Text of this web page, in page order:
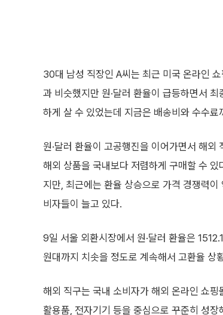
30대 남성 직장인 A씨는 최근 미국 온라인
과 비슷했지만 원·달러 환율이 급등하면서
하게 살 수 있었는데 지금은 배송비와 수수
원·달러 환율이 고공행진을 이어가면서 해
해외 상품을 국내보다 저렴하게 구매할 수
지만, 최근에는 환율 상승으로 가격 경쟁력
비자들이 늘고 있다.
9일 서울 외환시장에서 원·달러 환율은
원대까지 치솟을 정도로 계속해서 고환율 상
해외 직구는 국내 소비자가 해외 온라인 쇼
활용품, 전자기기 등을 중심으로 꾸준히 성